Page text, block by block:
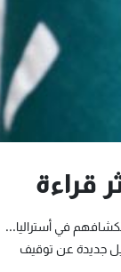
قراءة
في أستراليا...
جديدة عن توقيف